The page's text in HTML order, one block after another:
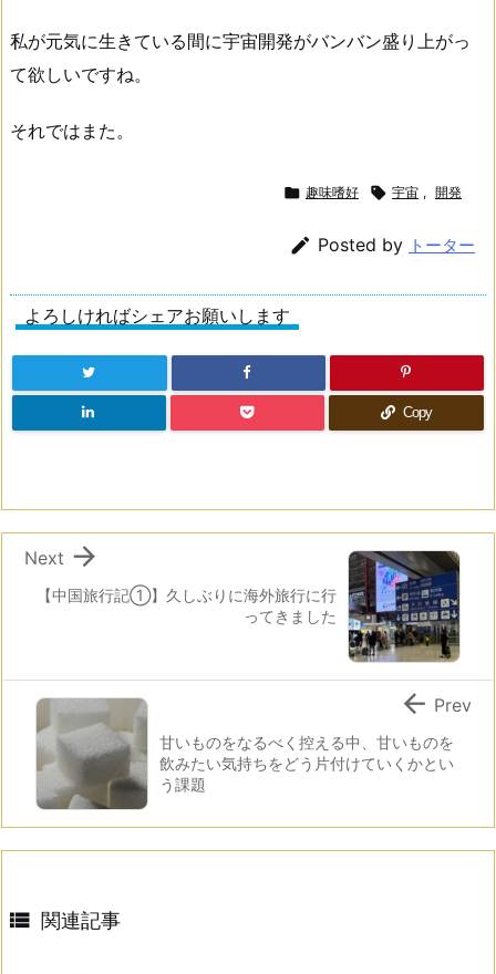
私が元気に生きている間に宇宙開発がバンバン盛り上がっ
て欲しいですね。
それではまた。
 趣味嗜好  宇宙 , 開発
 Posted by トーター
よろしければシェアお願いします
Copy
【中国旅行記①】久しぶりに海外旅行に行
ってきました

Next
甘いものをなるべく控える中、甘いものを
飲みたい気持ちをどう片付けていくかとい
う課題
 Prev
 関連記事